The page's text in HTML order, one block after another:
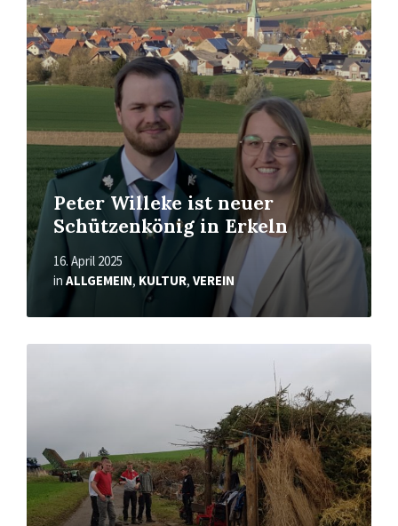
Peter Willeke ist neuer
Schützenkönig in Erkeln
16. April 2025
in ALLGEMEIN, KULTUR, VEREIN
erfahren
Mehr